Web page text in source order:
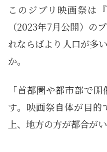
このジブリ映画祭は
（2023年7月公開）の
れならばより人口が多
か。
「首都圏や都市部で
す。映画祭自体が目
上、地方の方が都合が